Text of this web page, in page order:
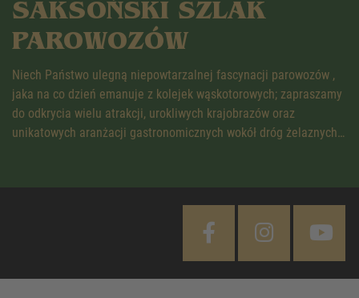
SAKSOŃSKI SZLAK
PAROWOZÓW
Niech Państwo ulegną niepowtarzalnej fascynacji parowozów ,
jaka na co dzień emanuje z kolejek wąskotorowych; zapraszamy
do odkrycia wielu atrakcji, urokliwych krajobrazów oraz
unikatowych aranżacji gastronomicznych wokół dróg żelaznych…